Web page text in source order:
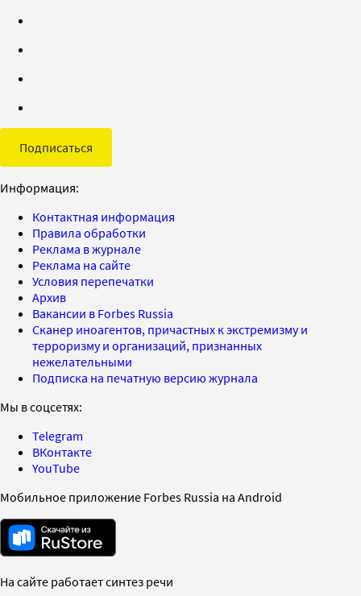
Подписаться
Информация:
Контактная информация
Правила обработки
Реклама в журнале
Реклама на сайте
Условия перепечатки
Архив
Вакансии в Forbes Russia
Сканер иноагентов, причастных к экстремизму и
терроризму и организаций, признанных
нежелательными
Подписка на печатную версию журнала
Мы в соцсетях:
Telegram
ВКонтакте
YouTube
Мобильное приложение Forbes Russia на Android
На сайте работает синтез речи